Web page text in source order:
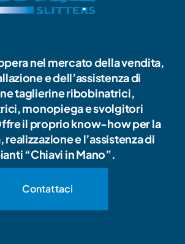
nel mercato della vendita,
e dell’assistenza di
taglierine ribobinatrici,
monopiega e svolgitori
il proprio know-how per la
e l’assistenza di
“Chiavi in Mano”.
Contattaci